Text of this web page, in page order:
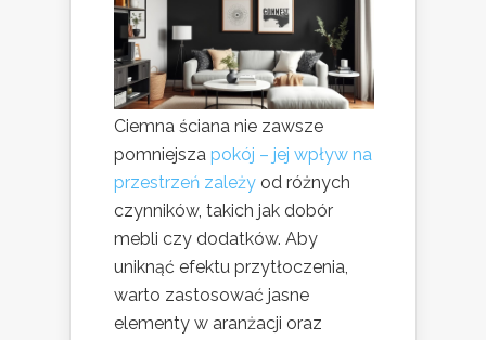
Ciemna ściana nie zawsze
pomniejsza pokój – jej wpływ na
przestrzeń zależy od różnych
czynników, takich jak dobór
mebli czy dodatków. Aby
uniknąć efektu przytłoczenia,
warto zastosować jasne
elementy w aranżacji oraz